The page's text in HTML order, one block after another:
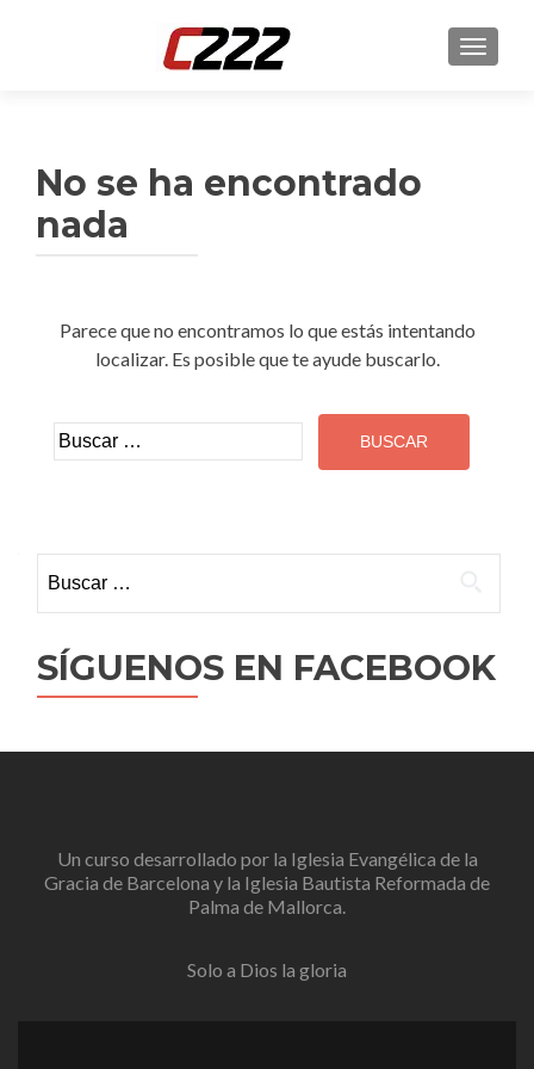
No se ha encontrado
nada
Parece que no encontramos lo que estás intentando
localizar. Es posible que te ayude buscarlo.
Buscar:
SÍGUENOS EN FACEBOOK
Un curso desarrollado por la Iglesia Evangélica de la
Gracia de Barcelona y la Iglesia Bautista Reformada de
Palma de Mallorca.
Solo a Dios la gloria